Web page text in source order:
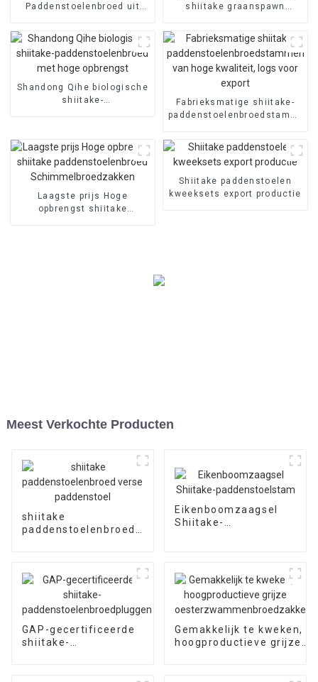
Paddenstoelenbroed uit
shiitake graanspawn
Shandong Qihe biologische
shiitake-
Fabrieksmatige shiitake-
paddenstoelenbroedstammen
Laagste prijs Hoge
opbrengst shiitake
Shiitake paddenstoelen
kweeksets export productie
Meest Verkochte Producten
shiitake
paddenstoelenbroed
Eikenboomzaagsel
Shiitake-
GAP-gecertificeerde
shiitake-
Gemakkelijk te kweken,
hoogproductieve grijze